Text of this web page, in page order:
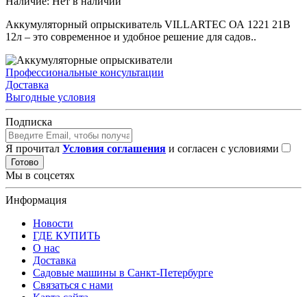
Аккумуляторный опрыскиватель VILLARTEC ОА 1221 21В
12л – это современное и удобное решение для садов..
Профессиональные консультации
Доставка
Выгодные условия
Подписка
Я прочитал Условия соглашения и согласен с условиями
Готово
Мы в соцсетях
Информация
Новости
ГДЕ КУПИТЬ
О нас
Доставка
Садовые машины в Санкт-Петербурге
Связаться с нами